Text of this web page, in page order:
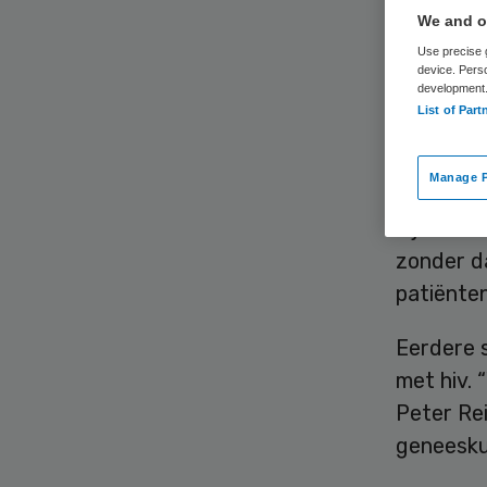
zonder
Eerdere
met hiv.
Peter
We and
Use precise
device.
development.
List of
Manage